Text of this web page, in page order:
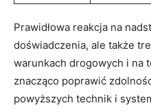
Prawidłowa reakcja na​
doświadczenia, ale ​także
warunkach drogowych i ⁢na
‌znacząco ⁣poprawić
powyższych technik i